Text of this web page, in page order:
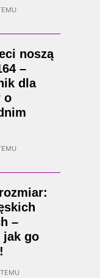
noszą
–
dla
o
–
jak go